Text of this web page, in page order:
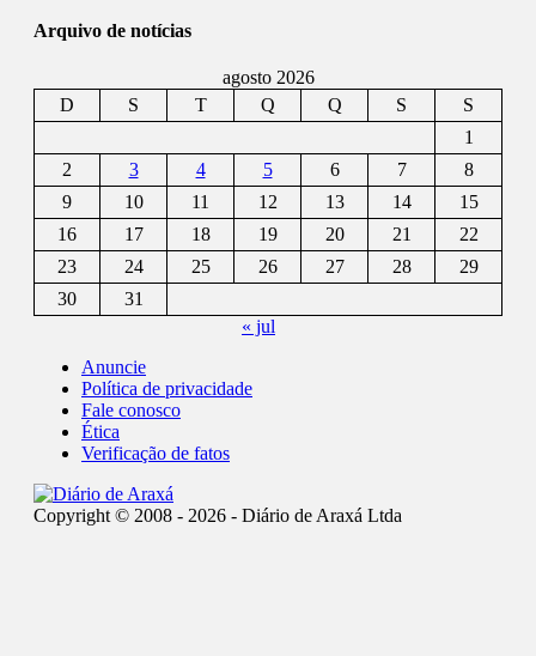
Arquivo de notícias
agosto 2026
D
S T Q Q S
S
1
2
3 4 5 6 7
8
9
10 11 12 13 14
15
16
17 18 19 20 21
22
23
24 25 26 27 28
29
30
31
« jul
Anuncie
Política de privacidade
Fale conosco
Ética
Verificação de fatos
Copyright © 2008 - 2026 - Diário de Araxá Ltda